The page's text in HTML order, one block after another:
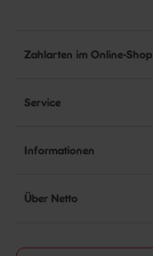
Zahlarten im Online-Shop
Service
Informationen
Über Netto